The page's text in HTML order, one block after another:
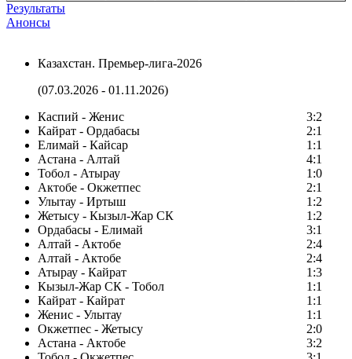
Результаты
Анонсы
Казахстан. Премьер-лига-2026
(07.03.2026 - 01.11.2026)
Каспий - Женис
3:2
Кайрат - Ордабасы
2:1
Елимай - Кайсар
1:1
Астана - Алтай
4:1
Тобол - Атырау
1:0
Актобе - Окжетпес
2:1
Улытау - Иртыш
1:2
Жетысу - Кызыл-Жар СК
1:2
Ордабасы - Елимай
3:1
Алтай - Актобе
2:4
Алтай - Актобе
2:4
Атырау - Кайрат
1:3
Кызыл-Жар СК - Тобол
1:1
Кайрат - Кайрат
1:1
Женис - Улытау
1:1
Окжетпес - Жетысу
2:0
Астана - Актобе
3:2